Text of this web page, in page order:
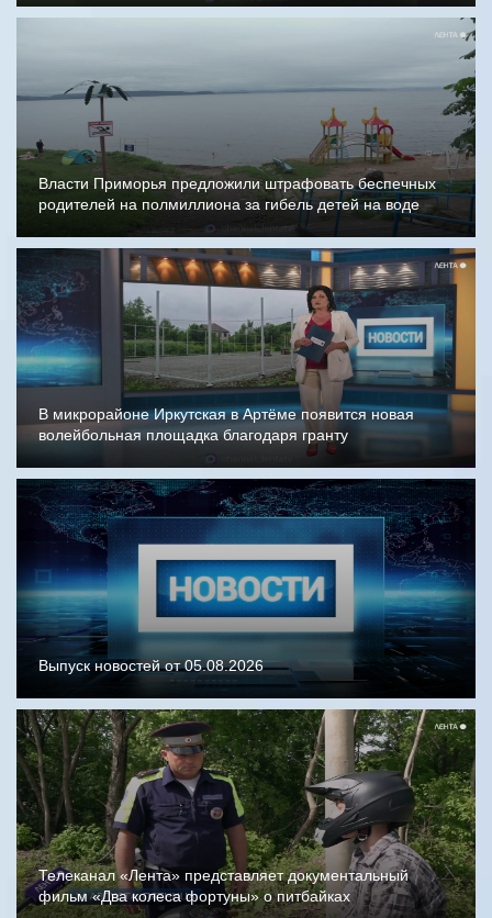
Власти Приморья предложили штрафовать беспечных
родителей на полмиллиона за гибель детей на воде
В микрорайоне Иркутская в Артёме появится новая
волейбольная площадка благодаря гранту
Выпуск новостей от 05.08.2026
Телеканал «Лента» представляет документальный
фильм «Два колеса фортуны» о питбайках